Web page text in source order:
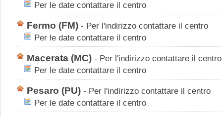
Per le date contattare il centro
Fermo (FM) - Per l'indirizzo contattare il centro
Per le date contattare il centro
Macerata (MC) - Per l'indirizzo contattare il centro
Per le date contattare il centro
Pesaro (PU) - Per l'indirizzo contattare il centro
Per le date contattare il centro